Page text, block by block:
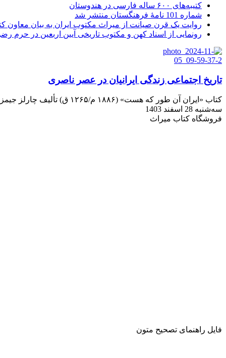
کتیبه‌های ۶۰۰ ساله فارسی در هندوستان
شماره 101 نامۀ فرهنگستان منتشر شد
روایت یک قرن صیانت از میراث مکتوب ایران به بیان معاون
رونمایی از اسناد کهن و مکتوب تاریخی آیین اربعین در حرم
تاریخ اجتماعی زندگی ایرانیان در عصر ناصری
کتاب «ایران آن طور که هست» (۱۸۸۶ م/۱۲۶۵ ق) تألیف چارلز جیمز ویلس و ترجمه سیدعبدالله که به کوشش جمشید کیانفر و مهرداد نیکنام از سوی انتشارات اساطیر به بازار کتاب آمده است.
سه‌شنبه 28 اسفند 1403
فروشگاه کتاب میراث
فایل راهنمای تصحیح متون